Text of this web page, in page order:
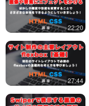
22:20
27:44